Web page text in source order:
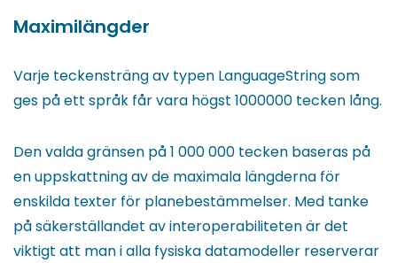
Maximilängder
Varje teckensträng av typen LanguageString som
ges på ett språk får vara högst 1000000 tecken lång.
Den valda gränsen på 1 000 000 tecken baseras på
en uppskattning av de maximala längderna för
enskilda texter för planebestämmelser. Med tanke
på säkerställandet av interoperabiliteten är det
viktigt att man i alla fysiska datamodeller reserverar